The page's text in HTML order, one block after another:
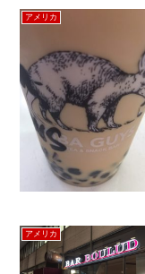
アメリカ
アメリカ